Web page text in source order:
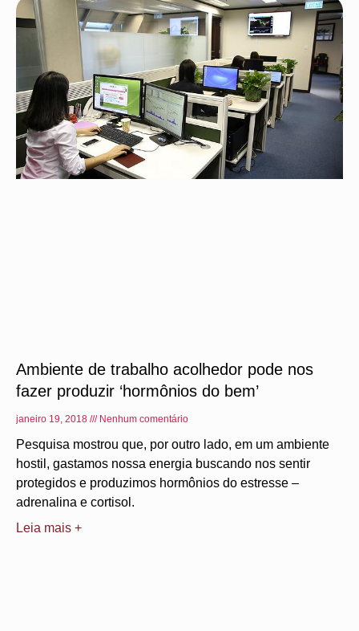
Ambiente de trabalho acolhedor pode nos
fazer produzir ‘hormônios do bem’
janeiro 19, 2018 Nenhum comentário
Pesquisa mostrou que, por outro lado, em um ambiente
hostil, gastamos nossa energia buscando nos sentir
protegidos e produzimos hormônios do estresse –
adrenalina e cortisol.
Leia mais +